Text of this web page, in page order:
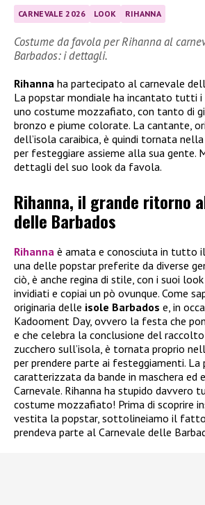
CARNEVALE 2026 LOOK RIHANNA
Costume da favola per Rihanna al
Barbados: i dettagli.
Rihanna ha partecipato al carnevale
La popstar mondiale ha incantato tutti i
uno costume mozzafiato, con tanto di
bronzo e piume colorate. La cantante,
dell’isola caraibica, è quindi tornata
per festeggiare assieme alla sua gente.
dettagli del suo look da favola.
Rihanna, il grande ritorno
delle Barbados
Rihanna è amata e conosciuta in tutto
una delle popstar preferite da diverse
ciò, è anche regina di stile, con i suoi
invidiati e copiai un pò ovunque. Come
originaria delle isole Barbados e, in
Kadooment Day, ovvero la festa che
e che celebra la conclusione del
zucchero sull’isola, è tornata proprio
per prendere parte ai festeggiamenti.
caratterizzata da bande in maschera ed
Carnevale. Rihanna ha stupido davvero
costume mozzafiato! Prima di scoprire
vestita la popstar, sottolineiamo il fatto
prendeva parte al Carnevale delle